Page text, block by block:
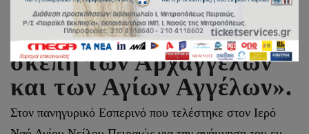
Μητροπολίτης Πειραιώς:
«Βρισκόμαστε υπό τη
σκέπη των Αρχαγγέλων
και των Αγίων Αγγέλων».
Στον πανηγυρικό Εσπερινό που τελέστηκε στον Ιερό